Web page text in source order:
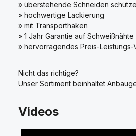
» überstehende Schneiden
» hochwertige Lackierung
» mit Transporthaken
» 1 Jahr Garantie auf Schweißnähte
» hervorragendes Preis-Leistungs-
Nicht das richtige?
Unser Sortiment beinhaltet
Videos